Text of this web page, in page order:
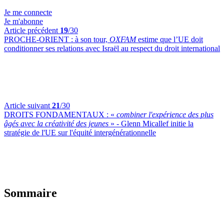
Je me connecte
Je m'abonne
Article précédent 19/30
PROCHE-ORIENT : à son tour, OXFAMestime que l’UE doit
conditionner ses relations avec Israël au respect du droit international
Article suivant 21/30
DROITS FONDAMENTAUX : « combiner l'expérience des plus
âgés avec la créativité des jeunes » - Glenn Micallef initie la
stratégie de l'UE sur l'équité intergénérationnelle
Sommaire